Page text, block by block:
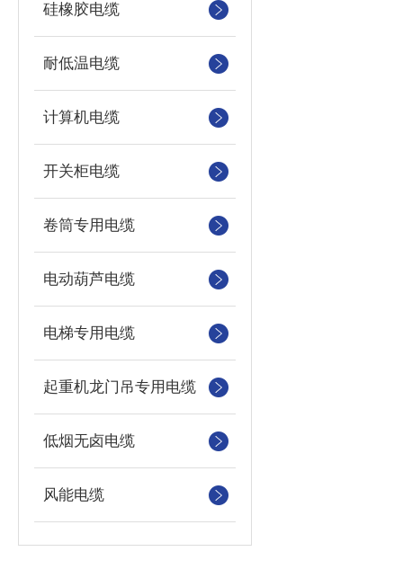
硅橡胶电缆
耐低温电缆
计算机电缆
开关柜电缆
卷筒专用电缆
电动葫芦电缆
电梯专用电缆
起重机龙门吊专用电缆
低烟无卤电缆
风能电缆